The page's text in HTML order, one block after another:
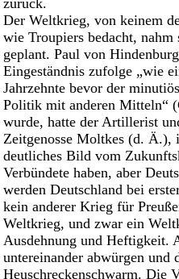
zurück.
Der Weltkrieg, von keinem
wie Troupiers bedacht,
geplant. Paul von
Eingeständnis zufolge „wie
Jahrzehnte bevor der
Politik mit anderen Mitteln“
wurde, hatte der Artillerist
Zeitgenosse Moltkes (d. Ä.),
deutliches Bild vom
Verbündete haben, aber
werden Deutschland bei
kein anderer Krieg für
Weltkrieg, und zwar ein
Ausdehnung und Heftigkeit.
untereinander abwürgen und
Heuschreckenschwarm. Die